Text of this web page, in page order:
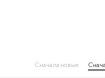
Сначала новые